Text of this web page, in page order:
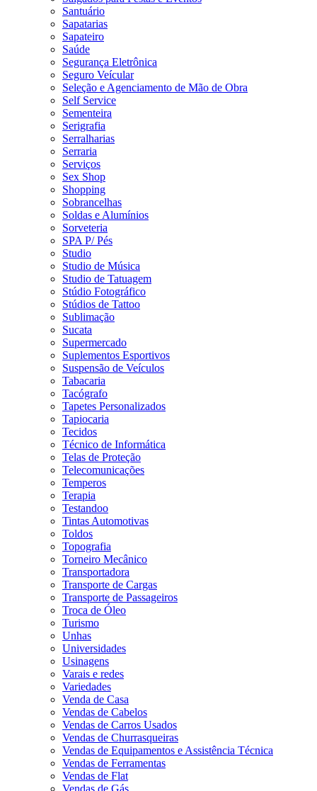
Santuário
Sapatarias
Sapateiro
Saúde
Segurança Eletrônica
Seguro Veícular
Seleção e Agenciamento de Mão de Obra
Self Service
Sementeira
Serigrafia
Serralharias
Serraria
Serviços
Sex Shop
Shopping
Sobrancelhas
Soldas e Alumínios
Sorveteria
SPA P/ Pés
Studio
Studio de Música
Studio de Tatuagem
Stúdio Fotográfico
Stúdios de Tattoo
Sublimação
Sucata
Supermercado
Suplementos Esportivos
Suspensão de Veículos
Tabacaria
Tacógrafo
Tapetes Personalizados
Tapiocaria
Tecidos
Técnico de Informática
Telas de Proteção
Telecomunicações
Temperos
Terapia
Testandoo
Tintas Automotivas
Toldos
Topografia
Torneiro Mecânico
Transportadora
Transporte de Cargas
Transporte de Passageiros
Troca de Óleo
Turismo
Unhas
Universidades
Usinagens
Varais e redes
Variedades
Venda de Casa
Vendas de Cabelos
Vendas de Carros Usados
Vendas de Churrasqueiras
Vendas de Equipamentos e Assistência Técnica
Vendas de Ferramentas
Vendas de Flat
Vendas de Gás